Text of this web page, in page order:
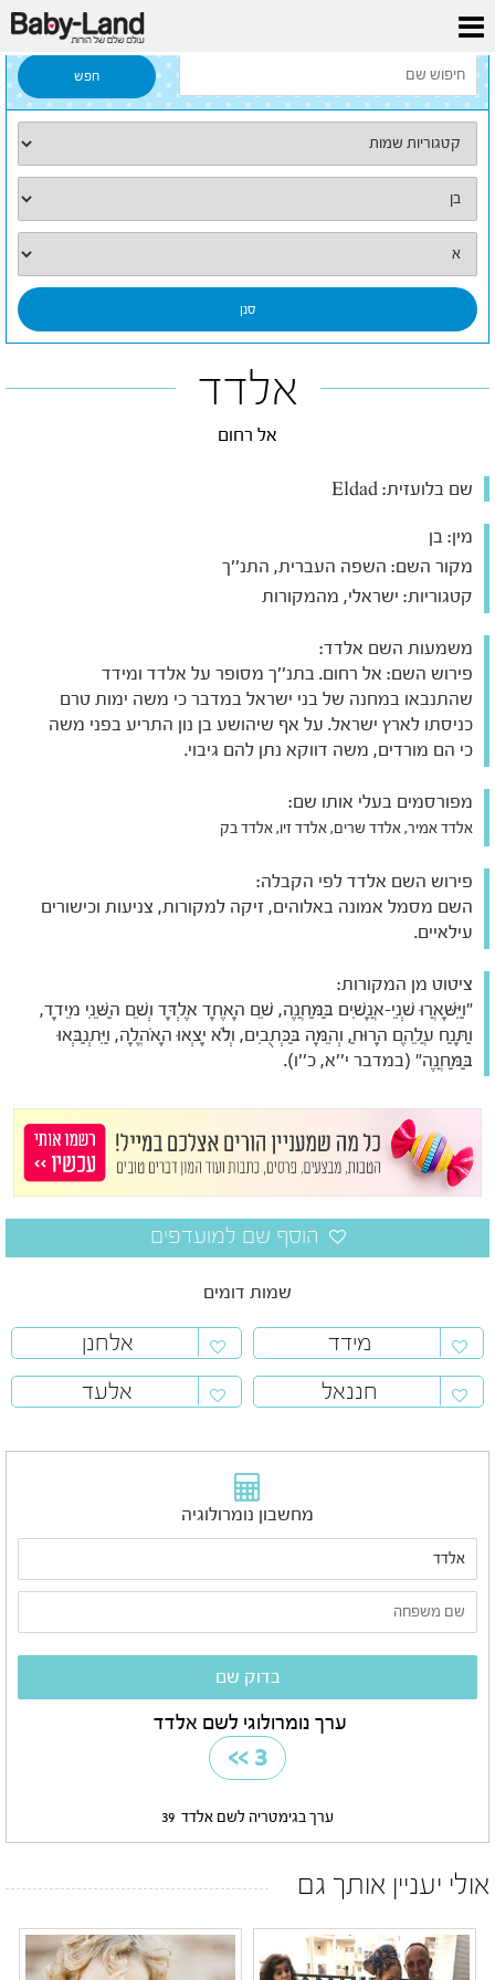
דף הבית
אלדד
אל רחום
שם בלועזית:
מין: בן
מקור השם: השפה העברית, התנ''ך
קטגוריות: ישראלי, מהמקורות
משמעות השם אלדד:
פירוש השם: אל רחום. בתנ''ך מסופר על אלדד ומידד
שהתנבאו במחנה של בני ישראל במדבר כי משה ימות טרם
כניסתו לארץ ישראל. על אף שיהושע בן נון התריע בפני משה
כי הם מורדים, משה דווקא נתן להם גיבוי.
מפורסמים בעלי אותו שם:
אלדד אמיר, אלדד שרים, אלדד זיו, אלדד בק
פירוש השם אלדד לפי הקבלה:
השם מסמל אמונה באלוהים, זיקה למקורות, צניעות וכישורים
עילאיים.
ציטוט מן המקורות:
"וַיִּשָּׁאֲרוּ שְׁנֵי-אֲנָשִׁים בַּמַּחֲנֶה, שֵׁם הָאֶחָד אֶלְדָּד וְשֵׁם הַשֵּׁנִי מֵידָד,
וַתָּנַח עֲלֵהֶם הָרוּחַ, וְהֵמָּה בַּכְּתֻבִים, וְלֹא יָצְאוּ הָאֹהֱלָה, וַיִּתְנַבְּאוּ
בַּמַּחֲנֶה" (במדבר י''א, כ''ו).
שמות דומים
מידד
אלחנן
חננאל
אלעד
מחשבון נומרולוגיה
ערך נומרולוגי לשם אלדד
3
>>
ערך בגימטריה לשם אלדד 39
אולי יעניין אותך גם